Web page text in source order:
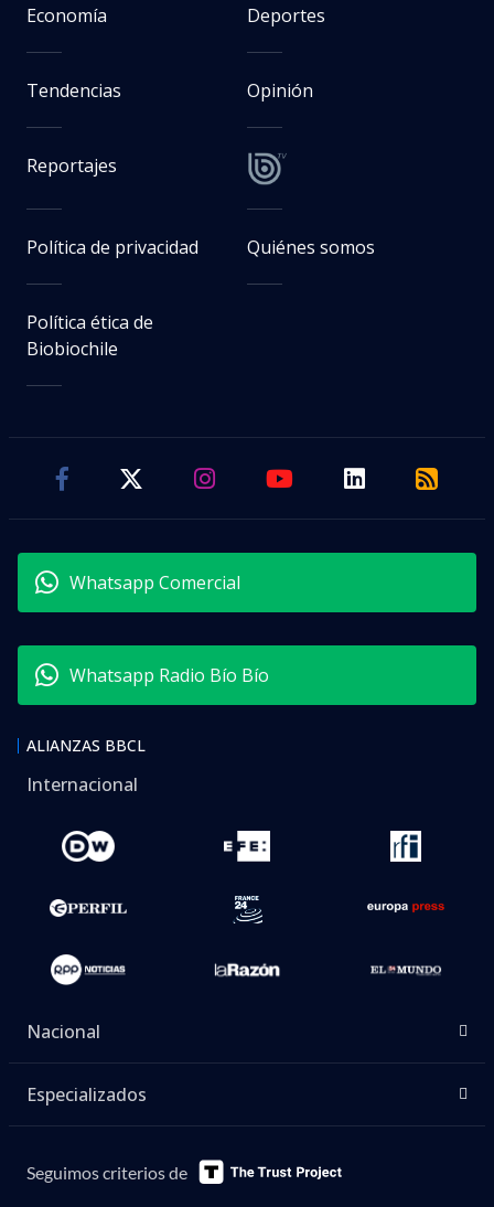
Economía Deportes
Tendencias Opinión
Reportajes
Política de privacidad Quiénes somos
Política ética de
Biobiochile
Whatsapp Comercial
Whatsapp Radio Bío Bío
ALIANZAS BBCL
Internacional
Nacional
Especializados
Seguimos criterios de